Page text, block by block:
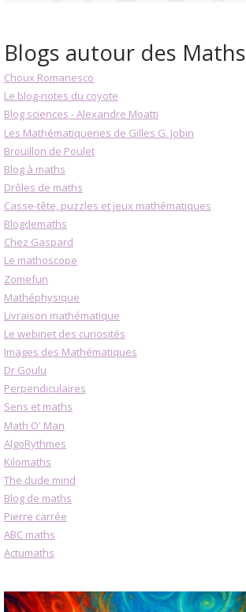
Blogs autour des Maths
Choux Romanesco
Le blog-notes du coyote
Blog sciences - Alexandre Moatti
Les Mathématiqueries de Gilles G. Jobin
Brouillon de Poulet
Blog à maths
Drôles de maths
Casse-tête, puzzles et jeux mathématiques
Blogdemaths
Chez Gaspard
Le mathoscope
Zomefun
Mathéphysique
Livraison mathématique
Le webinet des curiosités
Images des Mathématiques
Dr Goulu
Perpendiculaires
Sens et maths
Math O' Man
AlgoRythmes
Kilomaths
The dude mind
Blog de maths
Pierre carrée
ABC maths
Actumaths